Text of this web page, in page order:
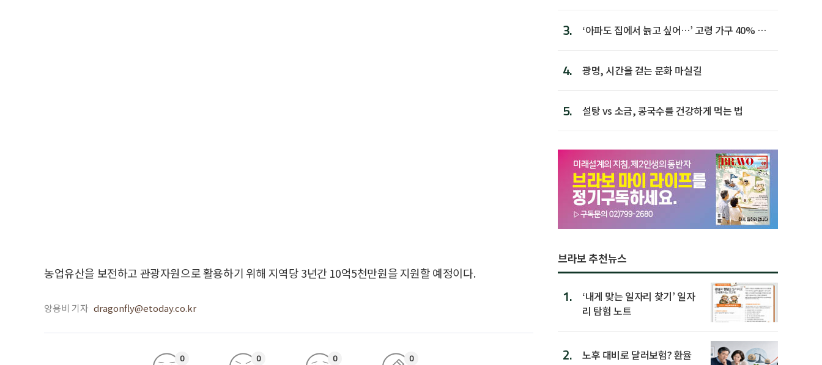
농업유산을 보전하고 관광자원으로 활용하기 위해 지역당 3년간 10억5천만원을 지원할 예정이다.
양용비 기자 dragonfly@etoday.co.kr
0 0 0 0
3.
‘아파도 집에서 늙고 싶어…’ 고령 가구 40% 노
4. 광명, 시간을 걷는 문화 마실길
5. 설탕 vs 소금, 콩국수를 건강하게 먹는 법
브라보 추천뉴스
1.
‘내게 맞는 일자리 찾기’ 일자
리 탐험 노트
2.
노후 대비로 달러보험? 환율